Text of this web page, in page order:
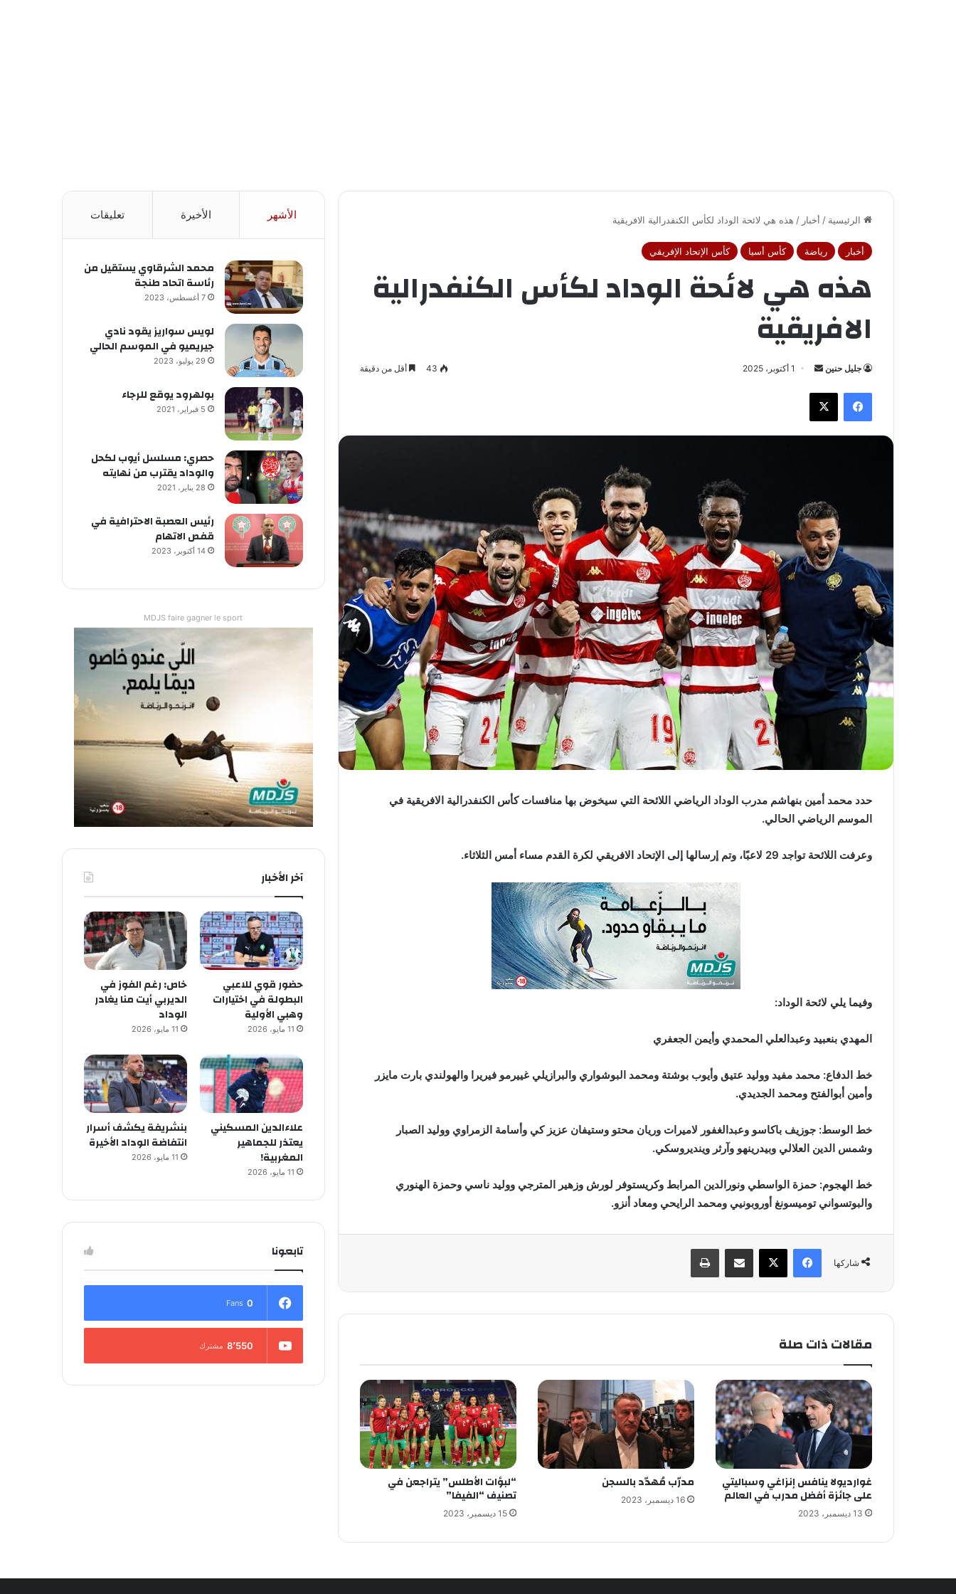
الرئيسية / أخبار / هذه هي لائحة الوداد لكأس الكنفدرالية الافريقية
أخبار رياضة كأس أسيا كأس الإتحاد الإفريقي
هذه هي لائحة الوداد لكأس الكنفدرالية
الافريقية
جليل حنين
ل
ب
ا
إ
ل
ك
ت
ا
1 أكتوبر، 2025 43 أقل من دقيقة
فيسبوك
حدد محمد أمين بنهاشم مدرب الوداد الرياضي اللائحة التي سيخوض بها منافسات كأس الكنفدرالية الافريقية في
الموسم الرياضي الحالي.
وعرفت اللائحة تواجد 29 لاعبًا، وتم إرسالها إلى الإتحاد الافريقي لكرة القدم مساء أمس الثلاثاء.
وفيما يلي لائحة الوداد:
المهدي بنعبيد وعبدالعلي المحمدي وأيمن الجعفري
خط الدفاع: محمد مفيد ووليد عتيق وأيوب بوشتة ومحمد البوشواري والبرازيلي غييرمو فيريرا والهولندي بارت مايزر
وأمين أبوالفتح ومحمد الجديدي.
خط الوسط: جوزيف باكاسو وعبدالغفور لاميرات وريان محتو وستيفان عزيز كي وأسامة الزمراوي ووليد الصبار
وشمس الدين العلالي وبيدرينهو وآرثر وينديروسكي.
خط الهجوم: حمزة الواسطي ونورالدين المرابط وكريستوفر لورش وزهير المترجي ووليد ناسي وحمزة الهنوري
والبوتسواني توميسونغ أوروبونيي ومحمد الرايحي ومعاد أنزو.
شاركها
فيسبوك
مقالات ذات صلة
غوارديولا ينافس إنزاغي وسباليتي
على جائزة أفضل مدرب في العالم
13 ديسمبر، 2023
مدرّب مُهدّد بالسجن
16 ديسمبر، 2023
“لبؤات الأطلس” يتراجعن في
تصنيف “الفيفا”
15 ديسمبر، 2023
الأشهر الأخيرة تعليقات
محمد الشرقاوي يستقيل من
رئاسة اتحاد طنجة
7 أغسطس، 2023
لويس سواريز يقود نادي
جيريميو في الموسم الحالي
29 يوليو، 2023
بولهرود يوقع للرجاء
5 فبراير، 2021
حصري: مسلسل أيوب لكحل
والوداد يقترب من نهايته
28 يناير، 2021
رئيس العصبة الاحترافية في
قفص الاتهام
14 أكتوبر، 2023
MDJS faire gagner le sport
آخر الأخبار
حضور قوي للاعبي
البطولة في اختيارات
وهبي الأولية
11 مايو، 2026
خاص: رغم الفوز في
الديربي أيت منا يغادر
الوداد
11 مايو، 2026
علاءالدين المسكيني
يعتذر للجماهير
المغربية!
11 مايو، 2026
بنشريفة يكشف أسرار
انتفاضة الوداد الأخيرة
11 مايو، 2026
تابعونا
0
Fans
8٬550 مشترك